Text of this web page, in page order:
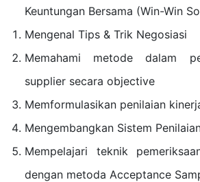
Keuntungan Bersama (Win-Win
Mengenal Tips & Trik Negosiasi
Memahami metode dalam
supplier secara objective
Memformulasikan penilaian
Mengembangkan Sistem
Mempelajari teknik
dengan metoda Acceptance